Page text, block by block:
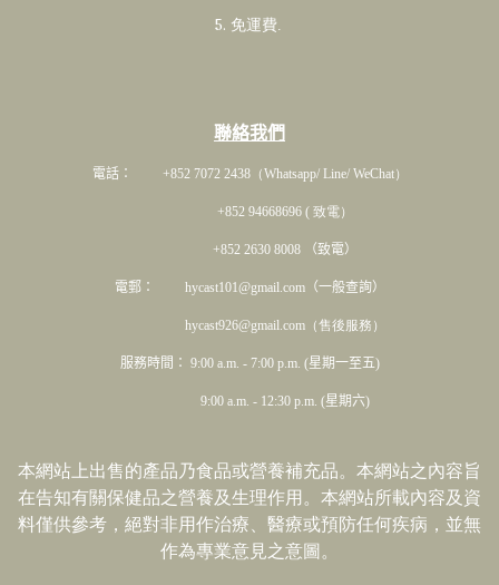
5. 免運費.
聯絡我們
電話： +852 7072 2438（Whatsapp/ Line/ WeChat）
+852 94668696 ( 致電）
+852 2630 8008 （致電）
電郵： hycast101@gmail.com（一般查詢）
hycast926@gmail.com（售後服務）
服務時間： 9:00 a.m. - 7:00 p.m. (星期一至五)
9:00 a.m. - 12:30 p.m. (星期六)
本網站上出售的產品乃食品或營養補充品。本網站之內容旨
在告知有關保健品之營養及生理作用。本網站所載內容及資
料僅供參考，絕對非用作治療、醫療或預防任何疾病，並無
作為專業意見之意圖。